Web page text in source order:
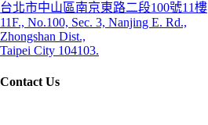
台北市中山區南京東路二段100號11樓
11F., No.100, Sec. 3, Nanjing E. Rd.,
Zhongshan Dist.,
Taipei City 104103.
Contact Us